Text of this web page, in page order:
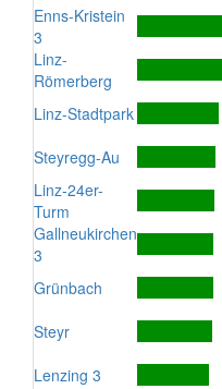
Enns-Kristein
3
Linz-
Römerberg
Linz-Stadtpark
Steyregg-Au
Linz-24er-
Turm
Gallneukirchen
3
Grünbach
Steyr
Lenzing 3